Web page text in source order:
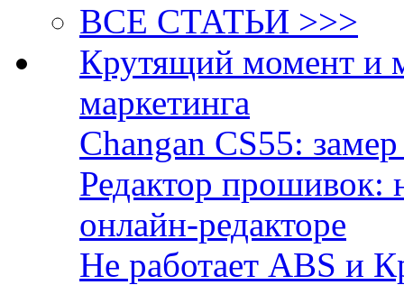
ВСЕ СТАТЬИ >>>
Крутящий момент и
маркетинга
Changan CS55:
Редактор прошивок:
онлайн-редакторе
Не работает ABS и